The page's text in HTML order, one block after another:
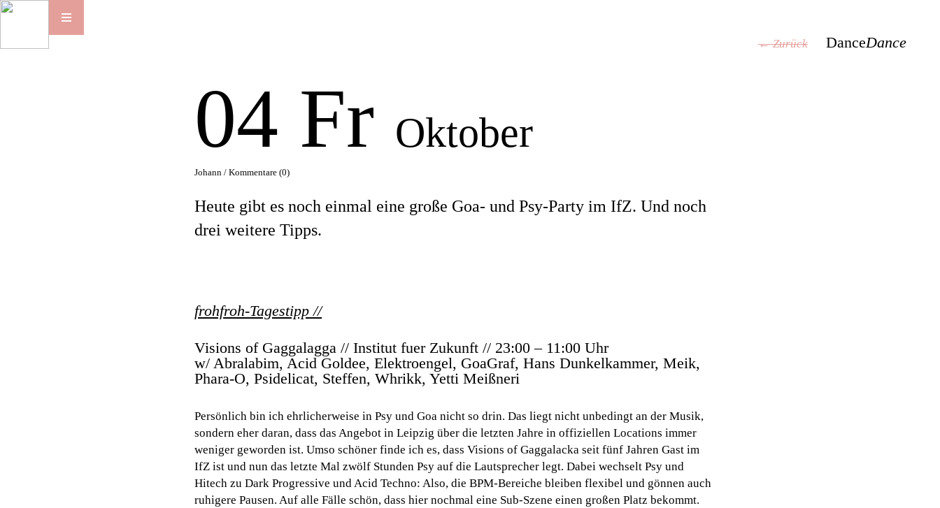
← Zurück DanceDance
04 Fr Oktober
Johann /Kommentare (0)
Heute gibt es noch einmal eine große Goa- und Psy-Party im IfZ. Und noch
drei weitere Tipps.
frohfroh-Tagestipp //
Visions of Gaggalagga // Institut fuer Zukunft // 23:00 – 11:00 Uhr
w/ Abralabim, Acid Goldee, Elektroengel, GoaGraf, Hans Dunkelkammer, Meik,
Phara-O, Psidelicat, Steffen, Whrikk, Yetti Meißneri
Persönlich bin ich ehrlicherweise in Psy und Goa nicht so drin. Das liegt nicht unbedingt an der Musik,
sondern eher daran, dass das Angebot in Leipzig über die letzten Jahre in offiziellen Locations immer
weniger geworden ist. Umso schöner finde ich es, dass Visions of Gaggalacka seit fünf Jahren Gast im
IfZ ist und nun das letzte Mal zwölf Stunden Psy auf die Lautsprecher legt. Dabei wechselt Psy und
Hitech zu Dark Progressive und Acid Techno: Also, die BPM-Bereiche bleiben flexibel und gönnen auch
ruhigere Pausen. Auf alle Fälle schön, dass hier nochmal eine Sub-Szene einen großen Platz bekommt.